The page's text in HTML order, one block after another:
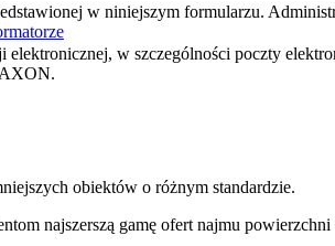
w niniejszym formularzu.
w szczególności poczty
obiektów o różnym standardzie.
najszerszą gamę ofert najmu powierzchni